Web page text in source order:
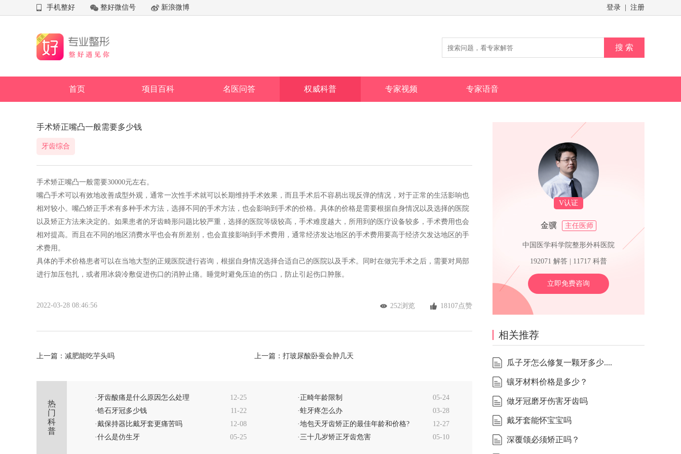
手机整好 整好微信号 新浪微博 登录 注册
搜 索
首页 项目百科 名医问答 权威科普 专家视频 专家语音
手术矫正嘴凸一般需要多少钱
牙齿综合
手术矫正嘴凸一般需要30000元左右。
嘴凸手术可以有效地改善成型外观，通常一次性手术就可以长期维持手术效果，而且手术后不容易出现反弹的情况，对于正常的生活影响也
相对较小。嘴凸矫正手术有多种手术方法，选择不同的手术方法，也会影响到手术的价格。具体的价格是需要根据自身情况以及选择的医院
以及矫正方法来决定的。如果患者的牙齿畸形问题比较严重，选择的医院等级较高，手术难度越大，所用到的医疗设备较多，手术费用也会
相对提高。而且在不同的地区消费水平也会有所差别，也会直接影响到手术费用，通常经济发达地区的手术费用要高于经济欠发达地区的手
术费用。
具体的手术价格患者可以在当地大型的正规医院进行咨询，根据自身情况选择合适自己的医院以及手术。同时在做完手术之后，需要对局部
进行加压包扎，或者用冰袋冷敷促进伤口的消肿止痛。睡觉时避免压迫的伤口，防止引起伤口肿胀。
2022-03-28 08:46:56 252浏览 18107点赞
上一篇： 减肥能吃芋头吗 上一篇： 打玻尿酸卧蚕会肿几天
热
门
科
普
· 牙齿酸痛是什么原因怎么处理
12-25
·锆石牙冠多少钱
11-22
·戴保持器比戴牙套更痛苦吗
12-08
·什么是仿生牙 05-25
· 正畸年龄限制
05-24
·蛀牙疼怎么办
03-28
·地包天牙齿矫正的最佳年龄和价格?
12-27
·三十几岁矫正牙齿危害 05-10
V认证
金骥 主任医师
中国医学科学院整形外科医院
192071 解答 | 11717 科普
立即免费咨询
相关推荐
瓜子牙怎么修复一颗牙多少....
镶牙材料价格是多少？
做牙冠磨牙伤害牙齿吗
戴牙套能怀宝宝吗
深覆颌必须矫正吗？